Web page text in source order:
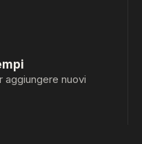
aggiungere nuovi